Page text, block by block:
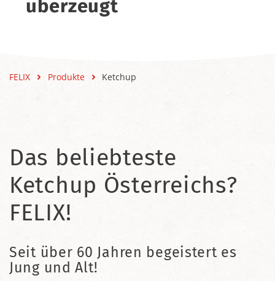
überzeugt
FELIX Produkte Ketchup
Das beliebteste
Ketchup Österreichs?
FELIX!
Seit über 60 Jahren begeistert es
Jung und Alt!